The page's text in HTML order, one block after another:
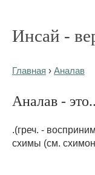
Инсай -
Главная › Аналав
Аналав -
.(греч. -
схимы (см.